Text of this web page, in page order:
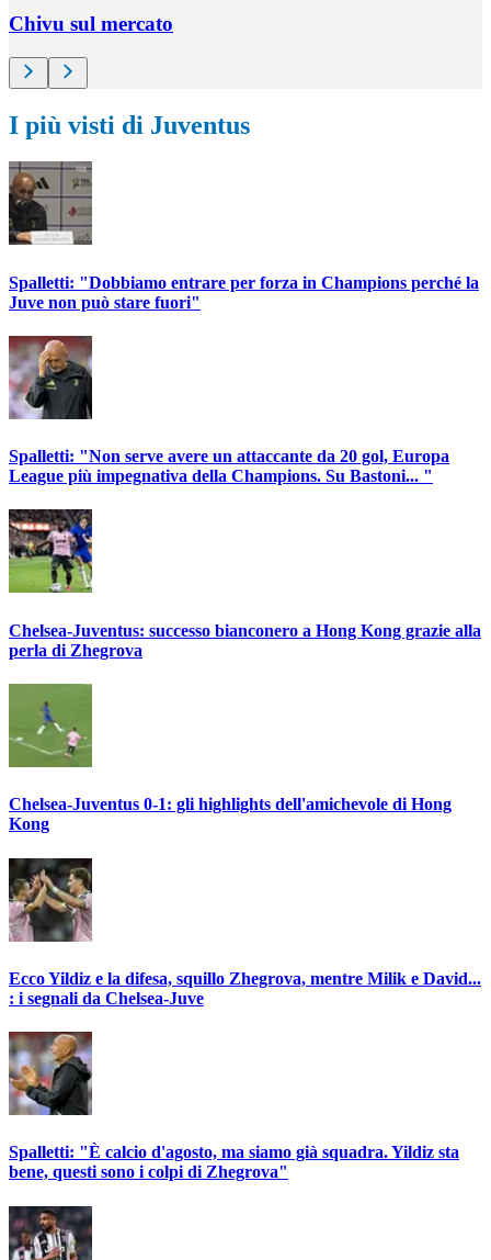
Chivu sul mercato
I più visti di Juventus
Spalletti: "Dobbiamo entrare per forza in Champions perché la
Juve non può stare fuori"
Spalletti: "Non serve avere un attaccante da 20 gol, Europa
League più impegnativa della Champions. Su Bastoni... "
Chelsea-Juventus: successo bianconero a Hong Kong grazie alla
perla di Zhegrova
Chelsea-Juventus 0-1: gli highlights dell'amichevole di Hong
Kong
Ecco Yildiz e la difesa, squillo Zhegrova, mentre Milik e David...
: i segnali da Chelsea-Juve
Spalletti: "È calcio d'agosto, ma siamo già squadra. Yildiz sta
bene, questi sono i colpi di Zhegrova"